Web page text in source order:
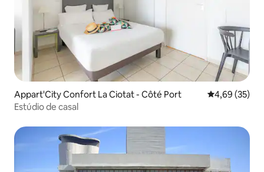
Appart'City Confort La Ciotat - Côté Port 4,69 de uma
4,69 (35)
Estúdio de casal